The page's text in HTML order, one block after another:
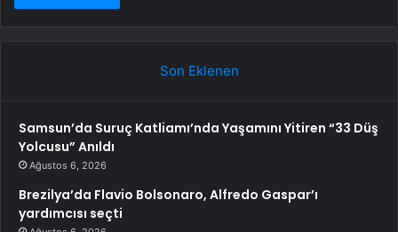
Son Eklenen
Samsun’da Suruç Katliamı’nda Yaşamını Yitiren “33 Düş
Yolcusu” Anıldı
Ağustos 6, 2026
Brezilya’da Flavio Bolsonaro, Alfredo Gaspar’ı
yardımcısı seçti